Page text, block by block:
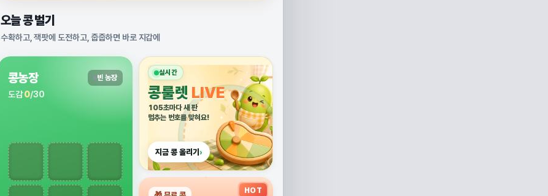
오늘 콩 벌기
수확하고, 잭팟에 도전하고, 줍줍하면 바로 지갑에
빈 농장
콩농장
도감0/30
실시간
콩룰렛 LIVE
105초마다 새 판
멈추는 번호를 맞혀요!
지금 콩 올리기›
HOT